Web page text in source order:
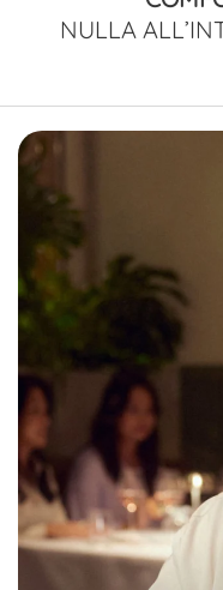
NULLA